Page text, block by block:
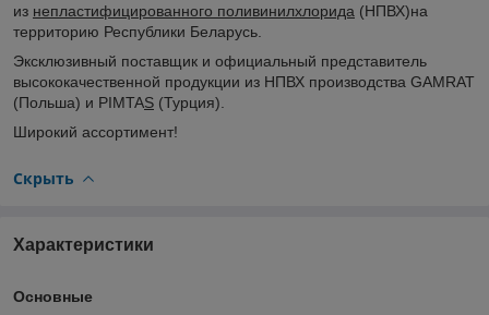
из непластифицированного поливинилхлорида (НПВХ)на
территорию Республики Беларусь.
Эксклюзивный поставщик и официальный представитель
высококачественной продукции из НПВХ производства GAMRAT
(Польша) и PIMTAS (Турция).
Широкий ассортимент!
Скрыть
Характеристики
Основные